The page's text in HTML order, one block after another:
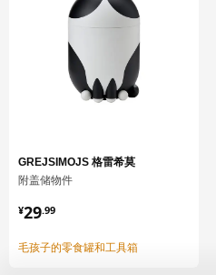
GREJSIMOJS 格雷希莫
附盖储物件
¥29.99
¥ 29.99
毛孩子的零食罐和工具箱